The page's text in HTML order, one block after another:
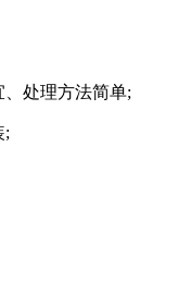
处理方法简单;
;